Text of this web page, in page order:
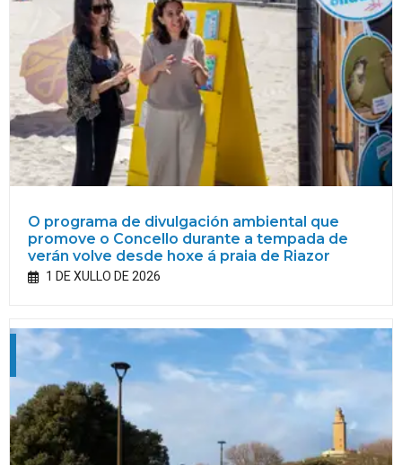
O programa de divulgación ambiental que
promove o Concello durante a tempada de
verán volve desde hoxe á praia de Riazor
1 DE XULLO DE 2026